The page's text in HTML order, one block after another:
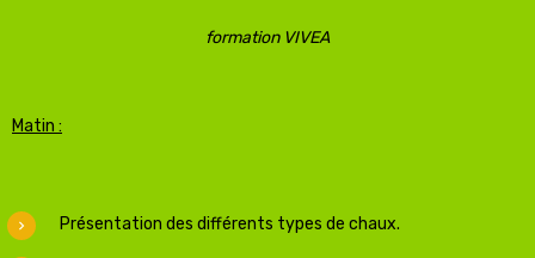
formation VIVEA
Matin :
Présentation des différents types de chaux.